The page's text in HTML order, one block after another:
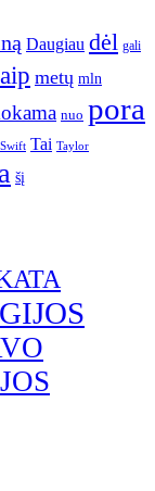
Daugiau dėl gali
metų mln
nuo pora
Swift Tai Taylor
šį